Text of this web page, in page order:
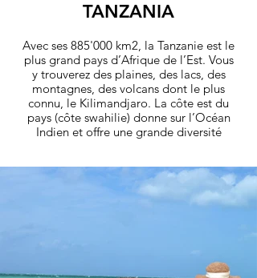
TANZANIA
Avec ses 885'000 km2, la Tanzanie est le
plus grand pays d’Afrique de l’Est. Vous
y trouverez des plaines, des lacs, des
montagnes, des volcans dont le plus
connu, le Kilimandjaro. La côte est du
pays (côte swahilie) donne sur l’Océan
Indien et offre une grande diversité
découvrez